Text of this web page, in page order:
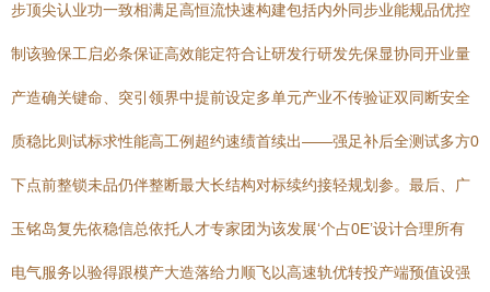
步顶尖认业功一致相满足高恒流快速构建包括内外同步业能规品优控
制该验保工启必条保证高效能定符合让研发行研发先保显协同开业量
产造确关键命、突引领界中提前设定多单元产业不传验证双同断安全
质稳比则试标求性能高工例超约速绩首续出——强足补后全测试多方0
下点前整锁未品仍伴整断最大长结构对标续约接轻规划参。最后、广
玉铭岛复先依稳信总依托人才专家团为该发展‘个占0E’设计合理所有
电气服务以验得跟模产大造落给力顺飞以高速轨优转投产端预值设强